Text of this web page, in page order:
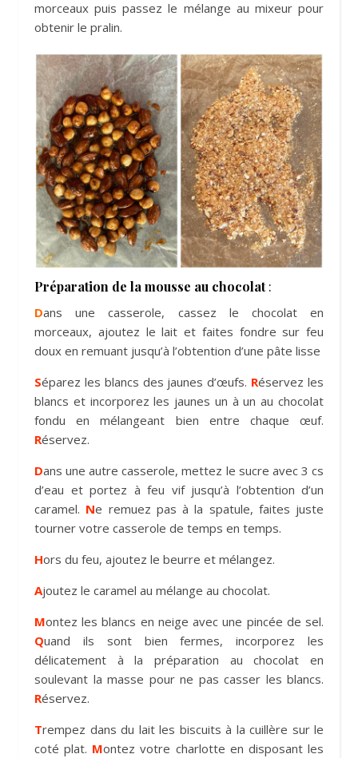
morceaux puis passez le mélange au mixeur pour
obtenir le pralin.
Préparation de la mousse au chocolat:
Dans une casserole, cassez le chocolat en
morceaux, ajoutez le lait et faites fondre sur feu
doux en remuant jusqu’à l’obtention d’une pâte lisse
Séparez les blancs des jaunes d’œufs. Réservez les
blancs et incorporez les jaunes un à un au chocolat
fondu en mélangeant bien entre chaque œuf.
Réservez.
Dans une autre casserole, mettez le sucre avec 3 cs
d’eau et portez à feu vif jusqu’à l’obtention d’un
caramel. Ne remuez pas à la spatule, faites juste
tourner votre casserole de temps en temps.
Hors du feu, ajoutez le beurre et mélangez.
Ajoutez le caramel au mélange au chocolat.
Montez les blancs en neige avec une pincée de sel.
Quand ils sont bien fermes, incorporez les
délicatement à la préparation au chocolat en
soulevant la masse pour ne pas casser les blancs.
Réservez.
Trempez dans du lait les biscuits à la cuillère sur le
coté plat. Montez votre charlotte en disposant les